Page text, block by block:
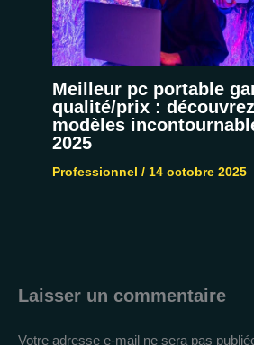
Meilleur pc portable
qualité/prix :
modèles
2025
Professionnel / 14 octobre 2025
Laisser un commentaire
Votre adresse e-mail ne sera pas